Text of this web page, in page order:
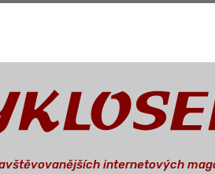
internetových